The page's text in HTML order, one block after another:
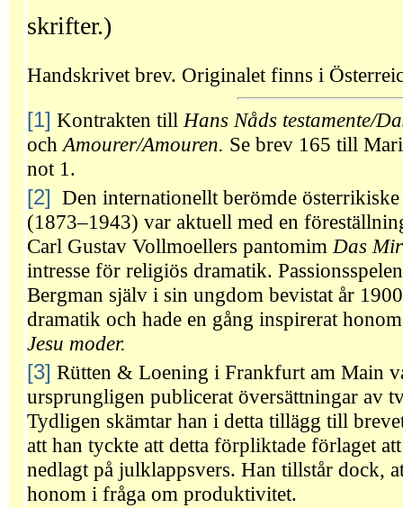
skrifter.)
Handskrivet brev. Originalet finns i
[1] Kontrakten till Hans Nåds testamente/
och Amourer/Amouren. Se brev 165 till
not 1.
[2] Den internationellt berömde
(1873–1943) var aktuell med en
Carl Gustav Vollmoellers pantomim Das
intresse för religiös dramatik.
Bergman själv i sin ungdom bevistat år
dramatik och hade en gång inspirerat
Jesu moder.
[3] Rütten & Loening i Frankfurt am Main
ursprungligen publicerat översättningar av
Tydligen skämtar han i detta tillägg till
att han tyckte att detta förpliktade förlaget
nedlagt på julklappsvers. Han tillstår dock,
honom i fråga om produktivitet.